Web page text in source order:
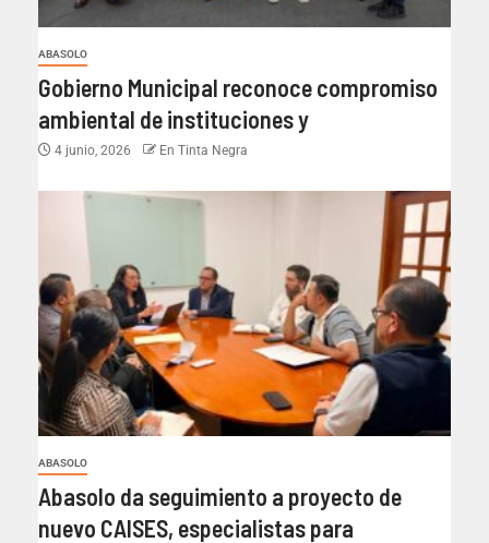
ABASOLO
Gobierno Municipal reconoce compromiso
ambiental de instituciones y
4 junio, 2026 En Tinta Negra
ABASOLO
Abasolo da seguimiento a proyecto de
nuevo CAISES, especialistas para